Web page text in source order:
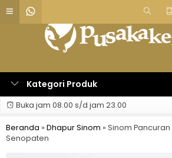
Kategori Produk
Buka jam 08.00 s/d jam 23.00
Beranda » Dhapur Sinom » Sinom
Senopaten